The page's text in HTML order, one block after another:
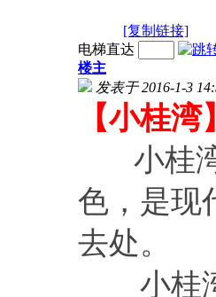
[复制链接]
电梯直达
楼主
发表于 2016-1-3
【小桂湾】
小桂湾
色，是现
去处。
小桂湾